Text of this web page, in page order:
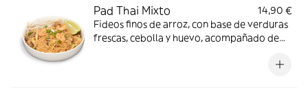
Pad Thai Mixto
14,90 €
Fideos finos de arroz, con base de verduras
frescas, cebolla y huevo, acompañado de
salsa de pimiento rojo dulce. Añade brotes